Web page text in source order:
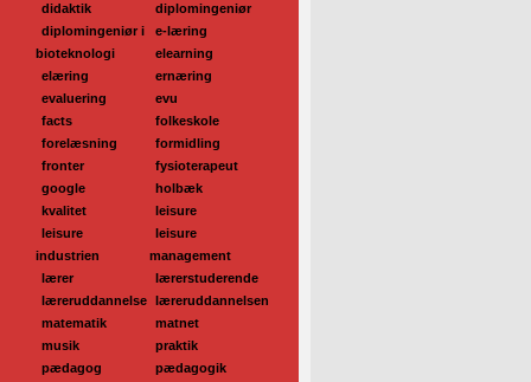
didaktik
diplomingeniør
diplomingeniør i
bioteknologi
e-læring
elearning
elæring
ernæring
evaluering
evu
facts
folkeskole
forelæsning
formidling
fronter
fysioterapeut
google
holbæk
kvalitet
leisure
leisure
industrien
leisure
management
lærer
lærerstuderende
læreruddannelse læreruddannelsen
matematik
matnet
musik
praktik
pædagog
pædagogik